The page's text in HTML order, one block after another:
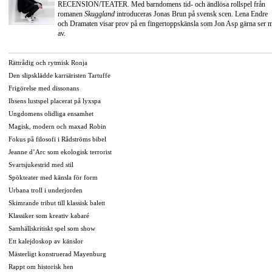
RECENSION/TEATER. Med barndomens tid- och ändlösa rollspel från
romanen Skuggland introduceras Jonas Brun på svensk scen. Lena Endre
och Dramaten visar prov på en fingertoppskänsla som Jon Asp gärna ser
av.
Rättrådig och rytmisk Ronja
Den slipsklädde karriäristen Tartuffe
Frigörelse med dissonans
Ibsens lustspel placerat på lyxspa
Ungdomens olidliga ensamhet
Magisk, modern och maxad Robin
Fokus på filosofi i Rådströms bibel
Jeanne d’Arc som ekologisk terrorist
Svartsjukestrid med stil
Spökteater med känsla för form
Urbana troll i underjorden
Skimrande tribut till klassisk balett
Klassiker som kreativ kabaré
Samhällskritiskt spel som show
Ett kalejdoskop av känslor
Mästerligt konstruerad Mayenburg
Rappt om historisk hen